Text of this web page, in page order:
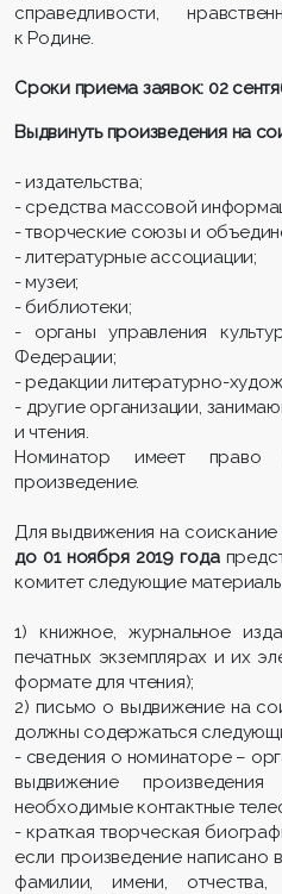
справедливости,
к Родине.
Сроки приема заявок: 02
Выдвинуть произведения на
- издательства;
- средства массовой
- творческие союзы и
- литературные ассоциации;
- музеи;
- библиотеки;
- органы управления
Федерации;
- редакции литературно-
- другие организации,
и чтения.
Номинатор имеет право
произведение.
Для выдвижения на
до 01 ноября 2019 года
комитет следующие
1) книжное, журнальное
печатных экземплярах и их
формате для чтения);
2) письмо о выдвижение на
должны содержаться
- сведения о номинаторе –
выдвижение
необходимые контактные
- краткая творческая
если произведение написано
фамилии, имени, отчества,